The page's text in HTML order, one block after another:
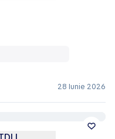
28 Iunie 2026